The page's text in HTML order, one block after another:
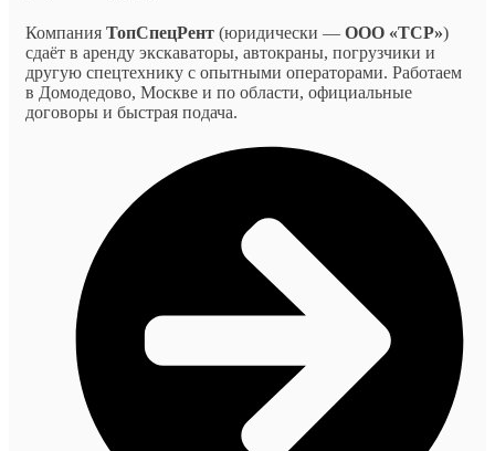
Компания ТопСпецРент (юридически — ООО «ТСР»)
сдаёт в аренду экскаваторы, автокраны, погрузчики и
другую спецтехнику с опытными операторами. Работаем
в Домодедово, Москве и по области, официальные
договоры и быстрая подача.